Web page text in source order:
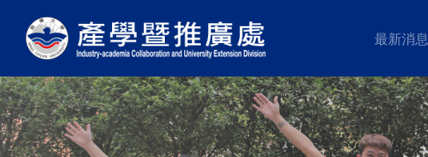
最新消息